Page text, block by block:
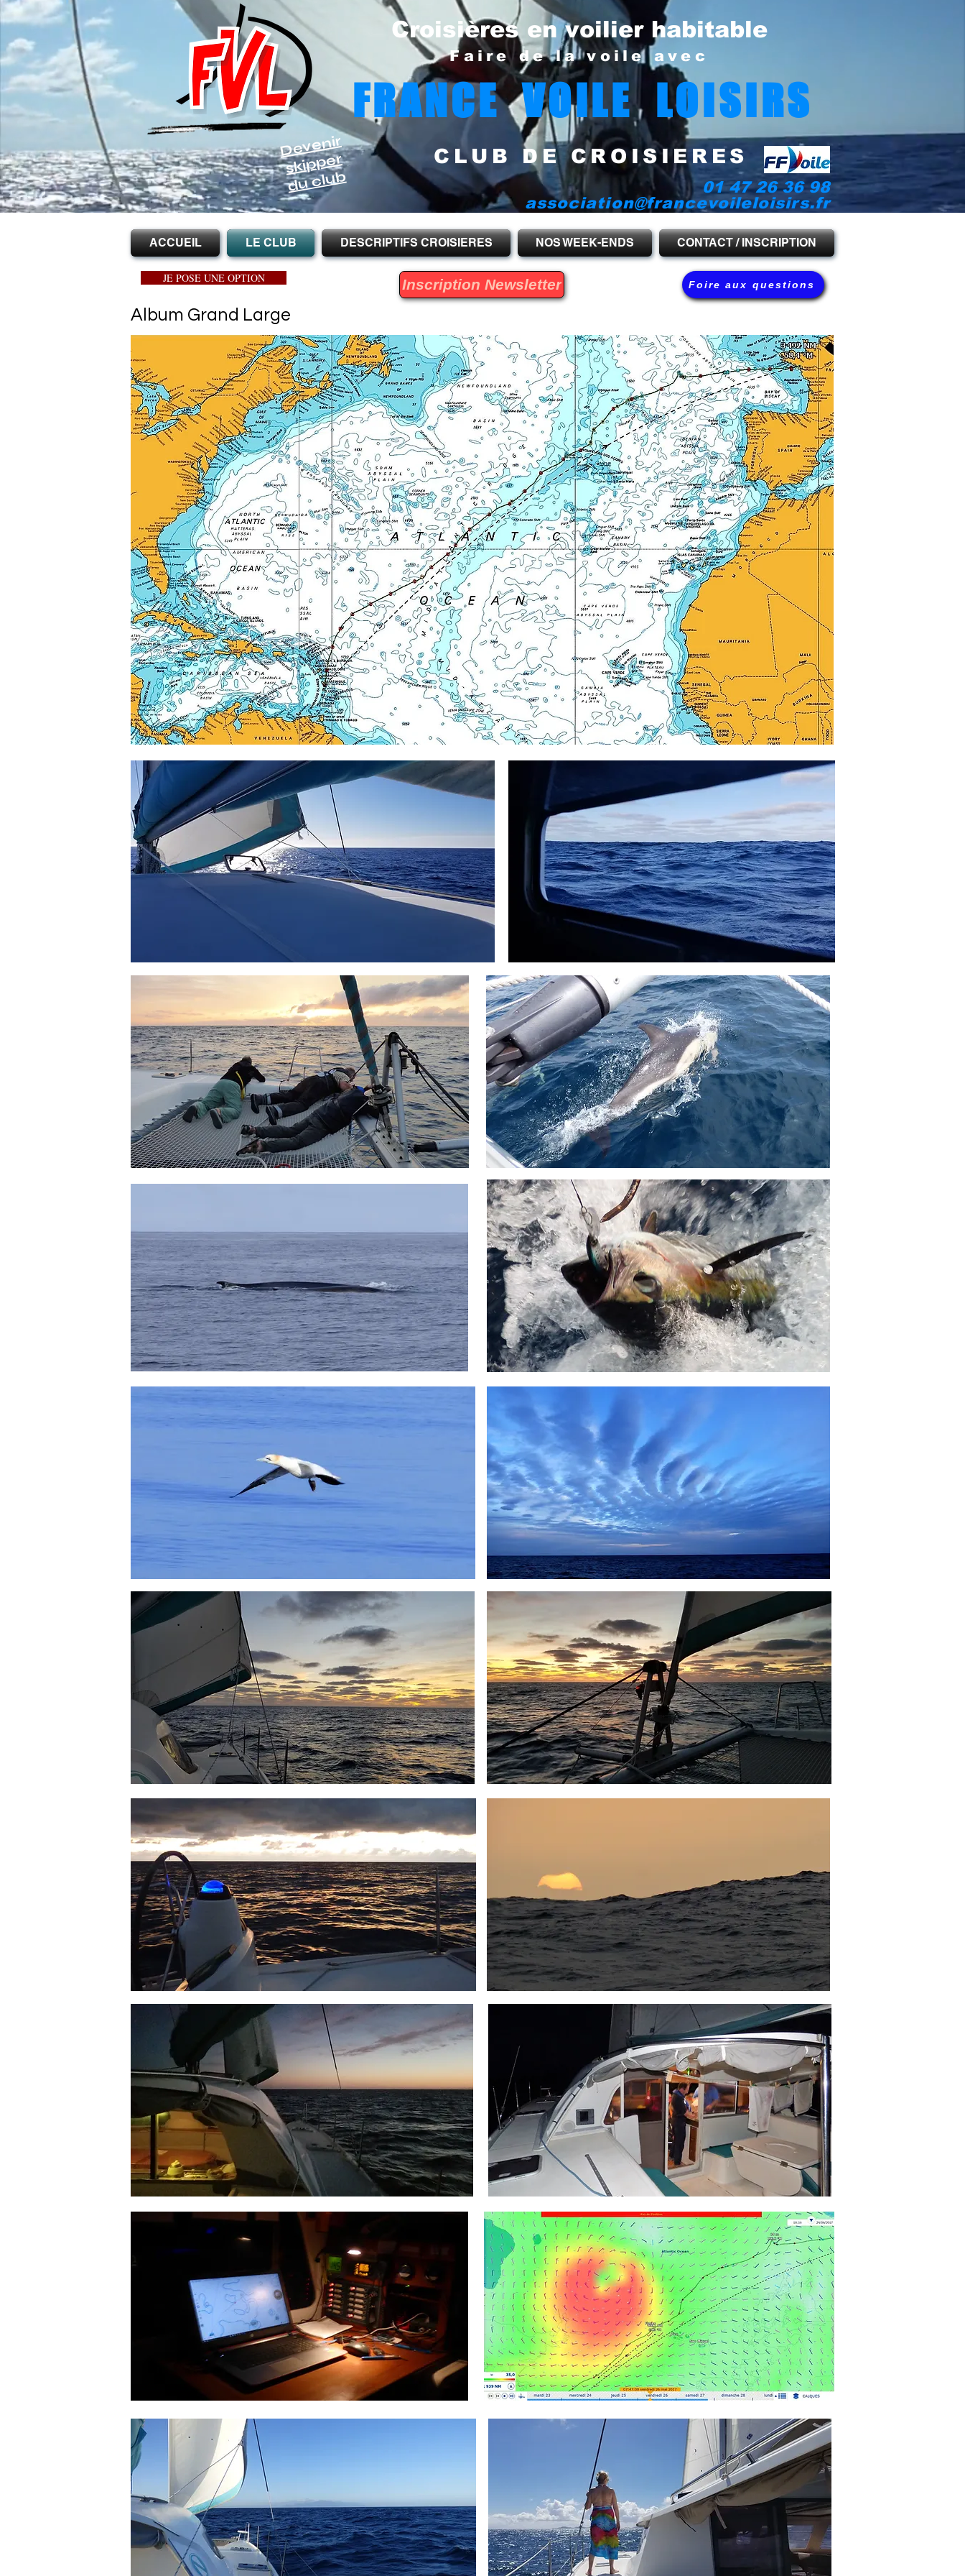
Croisières en voilier habitable
Faire de la voile avec
FRANCE VOILE LOISIRS
Devenir
skipper
du club
CLUB DE CROISIERES
01 47 26 36 98
association@francevoileloisirs.fr
ACCUEIL LE CLUB DESCRIPTIFS CROISIERES NOS WEEK-ENDS CONTACT / INSCRIPTION
JE POSE UNE OPTION Inscription Newsletter Foire aux questions
Album Grand Large